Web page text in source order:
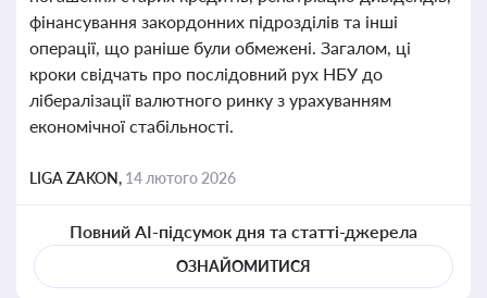
фінансування закордонних підрозділів та інші
операції, що раніше були обмежені. Загалом, ці
кроки свідчать про послідовний рух НБУ до
лібералізації валютного ринку з урахуванням
економічної стабільності.
LIGA ZAKON, 14 лютого 2026
Повний AI-підсумок дня та статті-джерела
ОЗНАЙОМИТИСЯ